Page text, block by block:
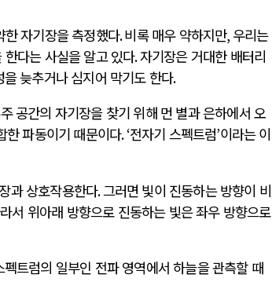
자기장을 측정했다.비록 매우 약하지만, 우리는
다는 사실을 알고 있다.자기장은 거대한 배터리
늦추거나 심지어 막기도 한다.
공간의 자기장을 찾기 위해 먼 별과 은하에서 오
한 파동이기 때문이다. ‘전자기 스펙트럼’이라는 이
과 상호작용한다.그러면 빛이 진동하는 방향이 비
서 위아래 방향으로 진동하는 빛은 좌우 방향으로
트럼의 일부인 전파 영역에서 하늘을 관측할 때